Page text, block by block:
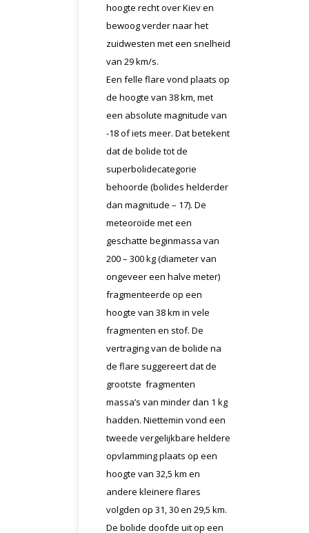
hoogte recht over Kiev en
bewoog verder naar het
zuidwesten met een snelheid
van 29 km/s.
Een felle flare vond plaats op
de hoogte van 38 km, met
een absolute magnitude van
-18 of iets meer. Dat betekent
dat de bolide tot de
superbolidecategorie
behoorde (bolides helderder
dan magnitude – 17). De
meteoroïde met een
geschatte beginmassa van
200 – 300 kg (diameter van
ongeveer een halve meter)
fragmenteerde op een
hoogte van 38 km in vele
fragmenten en stof. De
vertraging van de bolide na
de flare suggereert dat de
grootste fragmenten
massa’s van minder dan 1 kg
hadden. Niettemin vond een
tweede vergelijkbare heldere
opvlamming plaats op een
hoogte van 32,5 km en
andere kleinere flares
volgden op 31, 30 en 29,5 km.
De bolide doofde uit op een